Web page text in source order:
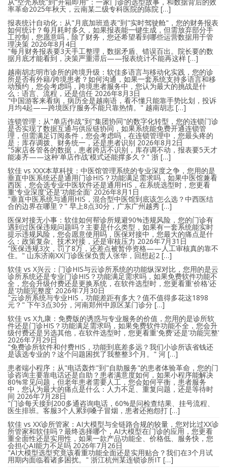
率革命2025年秋天，云南某二级专科医院的陈院 […]
报表统计自动化：从"月底加班造表"到"实时驾驶舱"，您的财务报表
如何统计？每月耗时多久，如果报表能一键生成，但需放弃部分手
工控制，您愿意吗，除了财务，您还希望看到哪些运营数据用于管
理决策 2026年8月4日
"每月财务报表要3天手工整理，数据矛盾、错误百出。院长要的数
据月底才能看到，决策严重滞后——报表统计不能再这样 […]
越南胡志明市诊所的跨境升级：软佳多语言与移动化实践，您的诊
所是否有外籍/跨境患者？如何沟通，如果一套系统支持多语言和移
动预约，您会考虑吗，跨境患者服务中，您认为最大的挑战是什
么：语言、流程，还是信任 2026年8月3日
"中国游客来看病，病历全是越南语，看不懂只能靠手势比划，投诉
月均4起——跨境医疗服务不能只靠热情。" 越南胡志 […]
连锁管理：从"单店作战"到"集团协同"的数字化转型，您的连锁门诊
是否实现了数据互通与供应链协同，如果系统能免费开通连锁管
理，但需满足订阅条件，您会考虑吗，在连锁管理中，您最头疼的
是：库存调拨、财务统一，还是患者识别 2026年8月2日
"5家店各管各的数据，患者跨店不识别，库存调不动，报表要5天才
能凑齐——这种'单店作战'模式还能撑多久？" 浙 […]
软佳 vs XXX本草科技：中医馆管理系统的专业深度之争，您用的是
垂直中医系统还是通用门诊HIS？功能满足需求吗，如果中医馆兼看
西医，您会选专业中医软件还是通用HIS，在系统选型时，您更看
重'专业深度'还是'功能全面' 2026年8月1日
"垂直中医系统与通用HIS，混合型中医馆到底该怎么选？中西医结
合的边界在哪里？" 早上8点30分，广东广州越秀 […]
医保对接无小事：软佳如何帮诊所规避90%违规风险，您的门诊有
遇到过医保违规问题吗？主要是什么类型，如果有一套系统能实时
提示违规风险，您会愿意使用吗，医保对接中，您最大的痛点是什
么：政策复杂、技术对接，还是审核压力 2026年7月31日
"医保违规3次，罚了8万，还差点被暂停资格——人工审核真的靠不
住。" 山东济南XX门诊医保负责人张华，回想起2 […]
软佳 vs X兴云：门诊HIS与云诊所系统的功能纵深对比，您用的是云
诊所系统还是专业门诊HIS？功能满足需求吗，如果免费软件功能不
全，您会升级付费还是更换系统，在软件选型时，您更看重'价格'还
是'功能完整度' 2026年7月30日
"云诊所系统与专业HIS，功能差距有多大？值不值得多花这1898
元？" 下午3点30分，河南郑州中原区某门诊分 […]
软佳 vs X九康：免费版的诱惑与专业服务的价值，您用的是诊所软
件还是门诊HIS？功能满足需求吗，如果免费软件功能不全，您会升
级付费还是另选其他，在软件选型时，您更看重'免费'还是'功能完整'
2026年7月29日
"免费诊所软件和付费HIS，功能到底差多远？我们小诊所该省钱还
是该选专业的？这个问题困扰了我整整3个月。" 河 […]
患者端小程序：从"电话轰炸"到"自助服务"的患者体验革命，您的门
诊咨询主要靠电话还是自助？患者满意度如何，如果小程序能解决
80%常见问题，但老年患者需要人工，您会如何平衡，患者服务
中，您认为最大的痛点是什么：人力不足、重复问题，还是等待时
间 2026年7月28日
"门诊每天接到200多通咨询电话，60%是问检查结果、挂号流程、
医生排班。客服3个人累到嗓子冒烟，患者还抱怨打 […]
软佳 vs XX诊所管家：AI大模型与全链路合规的较量，您对比过XX诊
所管家和软佳吗？最终选择哪个，AI大模型在门诊的应用，您更看
重全面性还是实用性，如果一款产品功能全、价格低、服务快，您
会担心AI能力不足吗 2026年7月26日
"AI大模型选型究竟该看重功能全面还是实用贴合？我们在3个月试
用期内面临着诸多困扰。" 浙江杭州某连锁诊所IT […]